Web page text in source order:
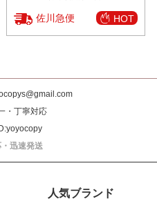
佐川急便 HOT
・丁寧対応
迅速発送
人気ブランド